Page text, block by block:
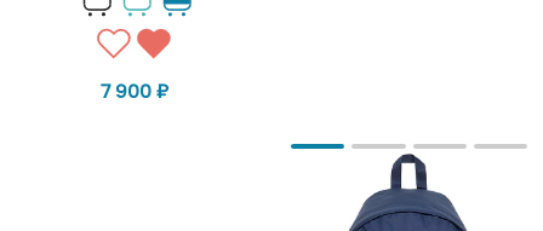
7 900 ₽